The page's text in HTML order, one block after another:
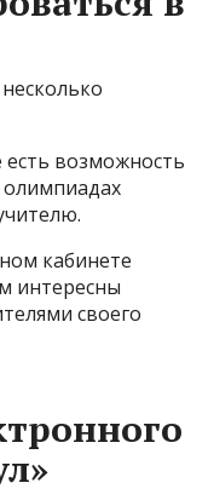
возможность
олимпиадах
кабинете
интересны
своего